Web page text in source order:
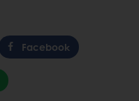
Facebook